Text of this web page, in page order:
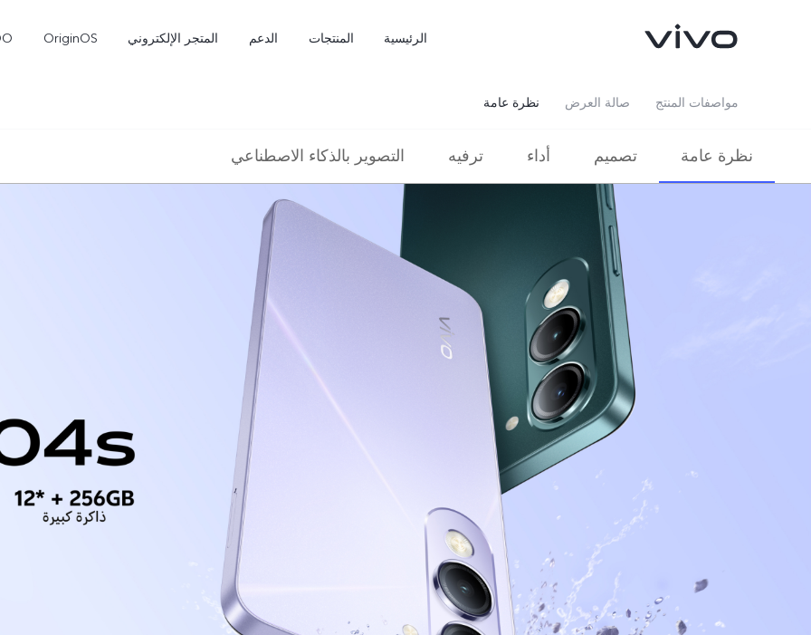
الرئيسية المنتجات الدعم المتجر الإلكتروني OriginOS
نظرة عامة صالة العرض مواصفات المنتج
نظرة عامة تصميم أداء ترفيه التصوير بالذكاء الاصطناعي